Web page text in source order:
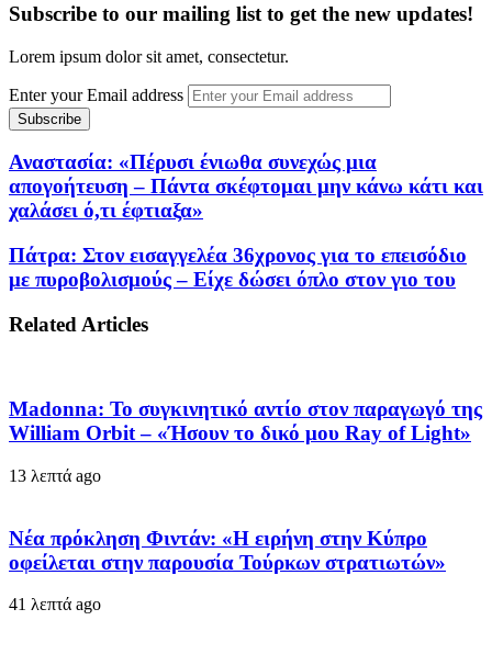
Subscribe to our mailing list to get the new updates!
Lorem ipsum dolor sit amet, consectetur.
Enter your Email address
Αναστασία: «Πέρυσι ένιωθα συνεχώς μια
απογοήτευση – Πάντα σκέφτομαι μην κάνω κάτι και
χαλάσει ό,τι έφτιαξα»
Πάτρα: Στον εισαγγελέα 36χρονος για το επεισόδιο
με πυροβολισμούς – Είχε δώσει όπλο στον γιο του
Related Articles
Madonna: Το συγκινητικό αντίο στον παραγωγό της
William Orbit – «Ήσουν το δικό μου Ray of Light»
13 λεπτά ago
Νέα πρόκληση Φιντάν: «Η ειρήνη στην Κύπρο
οφείλεται στην παρουσία Τούρκων στρατιωτών»
41 λεπτά ago